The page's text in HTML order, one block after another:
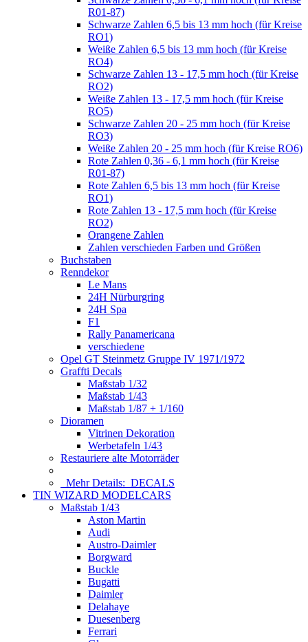
R01-87)
Schwarze Zahlen 6,5 bis 13 mm hoch (für Kreise
RO1)
Weiße Zahlen 6,5 bis 13 mm hoch (für Kreise
RO4)
Schwarze Zahlen 13 - 17,5 mm hoch (für Kreise
RO2)
Weiße Zahlen 13 - 17,5 mm hoch (für Kreise
RO5)
Schwarze Zahlen 20 - 25 mm hoch (für Kreise
RO3)
Weiße Zahlen 20 - 25 mm hoch (für Kreise RO6)
Rote Zahlen 0,36 - 6,1 mm hoch (für Kreise
R01-87)
Rote Zahlen 6,5 bis 13 mm hoch (für Kreise
RO1)
Rote Zahlen 13 - 17,5 mm hoch (für Kreise
RO2)
Orangene Zahlen
Zahlen verschieden Farben und Größen
Buchstaben
Renndekor
Le Mans
24H Nürburgring
24H Spa
F1
Rally Panamericana
verschiedene
Opel GT Steinmetz Gruppe IV 1971/1972
Graffti Decals
Maßstab 1/32
Maßstab 1/43
Maßstab 1/87 + 1/160
Dioramen
Vitrinen Dekoration
Werbetafeln 1/43
Restauriere alte Motorräder
Mehr Details: DECALS
TIN WIZARD MODELCARS
Maßstab 1/43
Aston Martin
Audi
Austro-Daimler
Borgward
Buckle
Bugatti
Daimler
Delahaye
Duesenberg
Ferrari